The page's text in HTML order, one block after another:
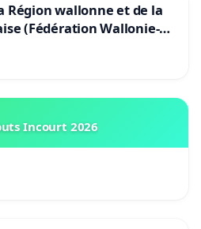
Région wallonne et de la
(Fédération Wallonie-
Incourt 2026